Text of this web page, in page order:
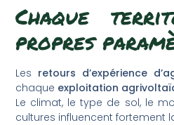
Chaque
propres
Les retours d’expérience
chaque exploitation
Le climat, le type de sol, le
cultures influencent fortement